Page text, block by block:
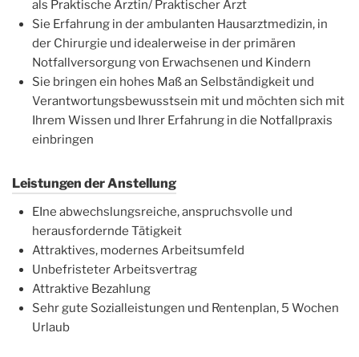
als Praktische Ärztin/ Praktischer Arzt
Sie Erfahrung in der ambulanten Hausarztmedizin, in
der Chirurgie und idealerweise in der primären
Notfallversorgung von Erwachsenen und Kindern
Sie bringen ein hohes Maß an Selbständigkeit und
Verantwortungsbewusstsein mit und möchten sich mit
Ihrem Wissen und Ihrer Erfahrung in die Notfallpraxis
einbringen
Leistungen der Anstellung
EIne abwechslungsreiche, anspruchsvolle und
herausfordernde Tätigkeit
Attraktives, modernes Arbeitsumfeld
Unbefristeter Arbeitsvertrag
Attraktive Bezahlung
Sehr gute Sozialleistungen und Rentenplan, 5 Wochen
Urlaub